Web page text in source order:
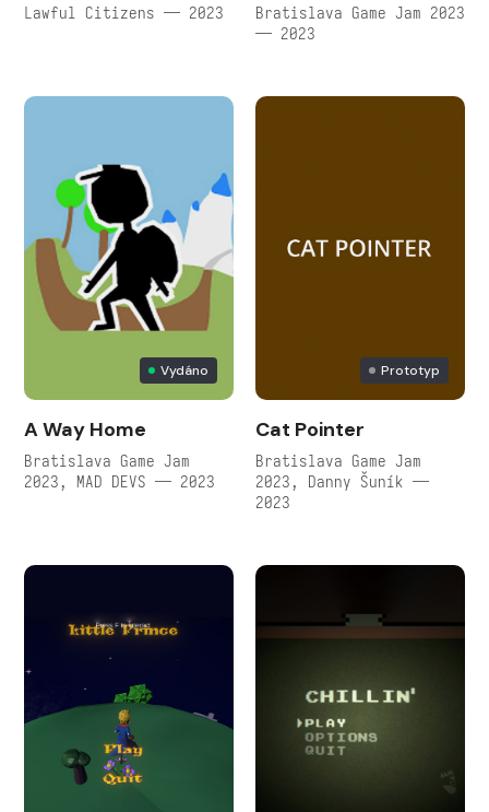
Lawful Citizens — 2023
Bratislava Game Jam 2023
— 2023
Vydáno
A Way Home
Bratislava Game Jam
2023, MAD DEVS — 2023
Prototyp
Cat Pointer
Bratislava Game Jam
2023, Danny Šuník —
2023